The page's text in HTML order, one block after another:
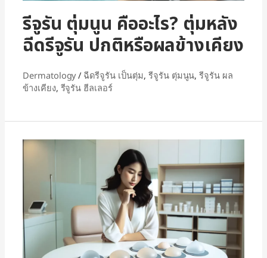
รีจูรัน ตุ่มนูน คืออะไร? ตุ่มหลัง
ฉีดรีจูรัน ปกติหรือผลข้างเคียง
Dermatology/ ฉีดรีจูรัน เป็นตุ่ม, รีจูรัน ตุ่มนูน,รีจูรัน ผล
ข้างเคียง, รีจูรัน ฮีลเลอร์